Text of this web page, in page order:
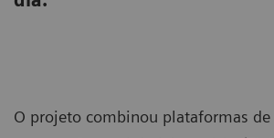
O projeto combinou plataformas